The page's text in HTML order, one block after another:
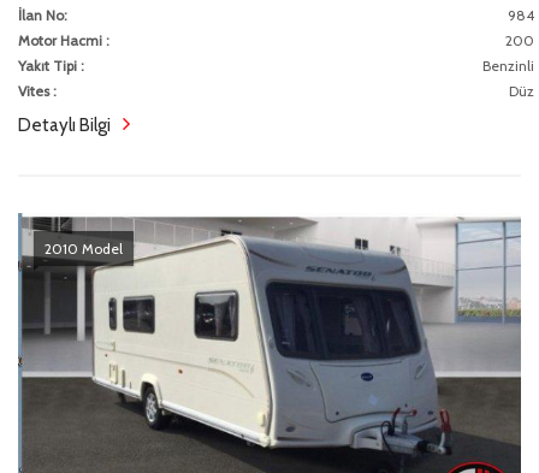
İlan No:
984
Motor Hacmi :
200
Yakıt Tipi :
Benzinli
Vites :
Düz
Detaylı Bilgi
2010 Model